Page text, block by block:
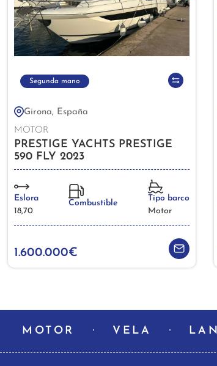
Segunda mano
Girona, España
MOTOR
PRESTIGE YACHTS PRESTIGE
590 FLY 2023
Eslora
18,70
Combustible
Tipo barco
Motor
1.600.000€
MOTOR VELA